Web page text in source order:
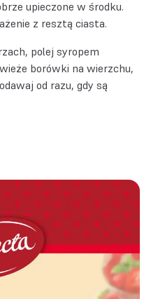
upieczone w środku.
z resztą ciasta.
polej syropem
borówki na wierzchu,
od razu, gdy są